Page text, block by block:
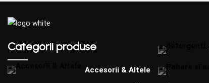
Categorii produse
Accesorii & Altele